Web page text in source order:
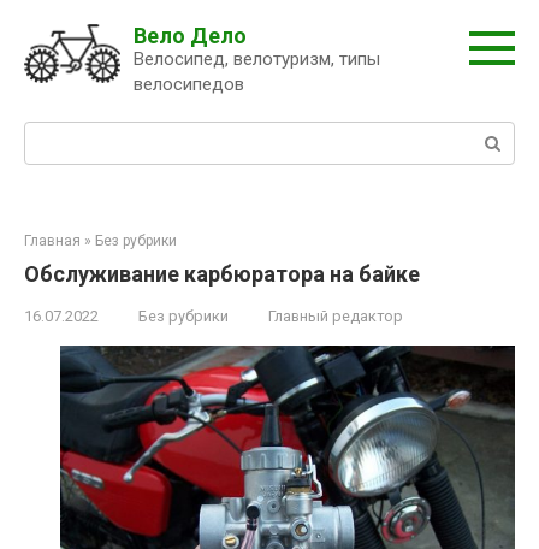
контенту
Вело Дело
Велосипед, велотуризм, типы
велосипедов
Главная » Без рубрики
Обслуживание карбюратора на байке
16.07.2022 Без рубрики Главный редактор